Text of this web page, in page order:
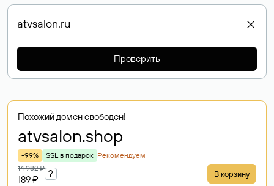
Проверить
Похожий домен свободен!
atvsalon.shop
-99% SSL в подарок Рекомендуем
14 982 ₽
189 ₽
? В корзину